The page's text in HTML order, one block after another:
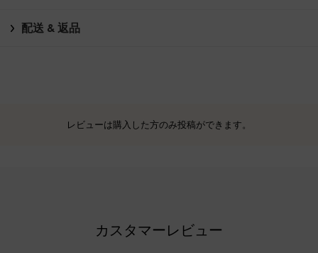
配送 & 返品
レビューは購入した方のみ投稿ができます。
カスタマーレビュー